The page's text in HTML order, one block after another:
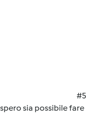
#5
sia possibile fare